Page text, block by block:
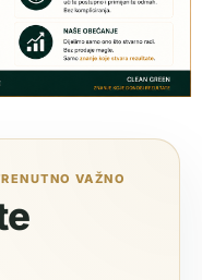
VAŽNO